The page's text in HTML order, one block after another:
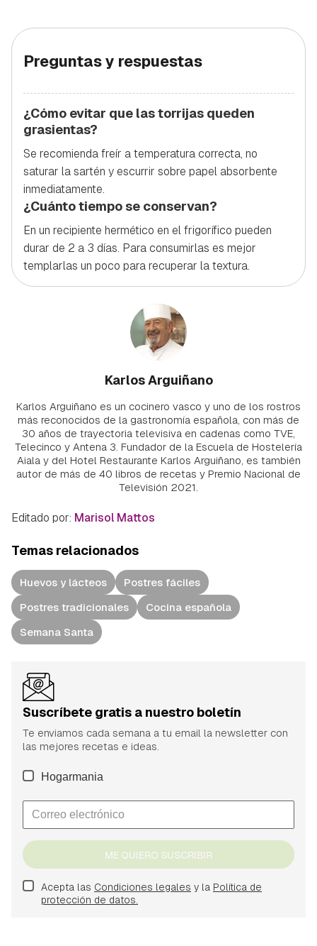
Preguntas y respuestas
¿Cómo evitar que las torrijas queden
grasientas?
Se recomienda freír a temperatura correcta, no
saturar la sartén y escurrir sobre papel absorbente
inmediatamente.
¿Cuánto tiempo se conservan?
En un recipiente hermético en el frigorífico pueden
durar de 2 a 3 días. Para consumirlas es mejor
templarlas un poco para recuperar la textura.
Karlos Arguiñano
Karlos Arguiñano es un cocinero vasco y uno de los rostros
más reconocidos de la gastronomía española, con más de
30 años de trayectoria televisiva en cadenas como TVE,
Telecinco y Antena 3. Fundador de la Escuela de Hostelería
Aiala y del Hotel Restaurante Karlos Arguiñano, es también
autor de más de 40 libros de recetas y Premio Nacional de
Televisión 2021.
Editado por: Marisol Mattos
Temas relacionados
Huevos y lácteos
Postres fáciles
Postres tradicionales
Cocina española
Semana Santa
Suscríbete gratis a nuestro boletín
Te enviamos cada semana a tu email la newsletter con
las mejores recetas e ideas.
Hogarmania
ME QUIERO SUSCRIBIR
Acepta las Condiciones legales y la Política de
protección de datos.